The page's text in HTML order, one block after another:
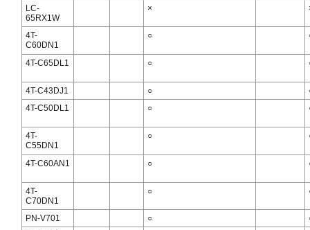
LC-
65RX1W
×
4T-
C60DN1
○
4T-C65DL1 ○
4T-C43DJ1 ○
4T-C50DL1
○
4T-
C55DN1
○
4T-C60AN1 ○
4T-
C70DN1
○
PN-V701 ○